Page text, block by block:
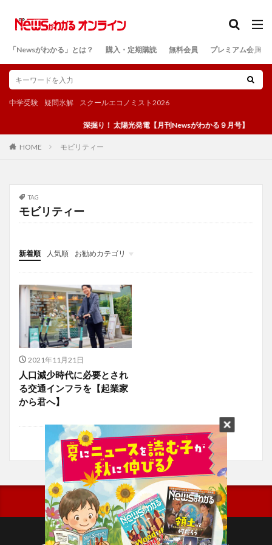
「Newsがわかる」とは？ 購入・定期購読 無料会員 プレミアム会員
中学受験 疑問氷解 スクールエコノミスト2026
深掘り！ 太陽光発電【月刊Newsがわかる９月号】
HOME モビリティー
TAG
モビリティー
新着順 人気順
お勧めカテゴリ
投稿
学び
マンガ
電子書籍
2021年11月21日
人口減少時代に必要とされ
る交通インフラを【起業家
から君へ】
検索